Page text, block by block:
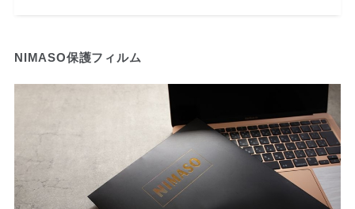
NIMASO保護フィルム